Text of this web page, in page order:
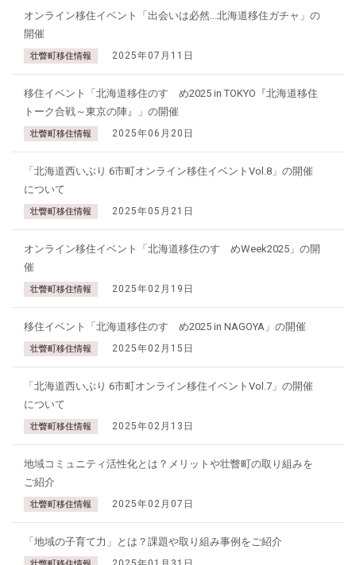
オンライン移住イベント「出会いは必然...北海道移住ガチャ」の
開催
壮瞥町移住情報 2025年07月11日
移住イベント「北海道移住のすゝめ2025 in TOKYO『北海道移住
トーク合戦～東京の陣』」の開催
壮瞥町移住情報 2025年06月20日
「北海道西いぶり 6市町オンライン移住イベントVol.8」の開催
について
壮瞥町移住情報 2025年05月21日
オンライン移住イベント「北海道移住のすゝめWeek2025」の開
催
壮瞥町移住情報 2025年02月19日
移住イベント「北海道移住のすゝめ2025 in NAGOYA」の開催
壮瞥町移住情報 2025年02月15日
「北海道西いぶり 6市町オンライン移住イベントVol.7」の開催
について
壮瞥町移住情報 2025年02月13日
地域コミュニティ活性化とは？メリットや壮瞥町の取り組みを
ご紹介
壮瞥町移住情報 2025年02月07日
「地域の子育て力」とは？課題や取り組み事例をご紹介